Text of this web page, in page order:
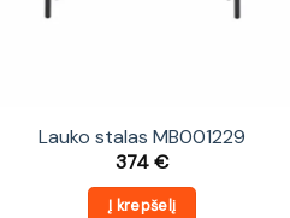
Lauko stalas MB001229
374€
Į krepšelį